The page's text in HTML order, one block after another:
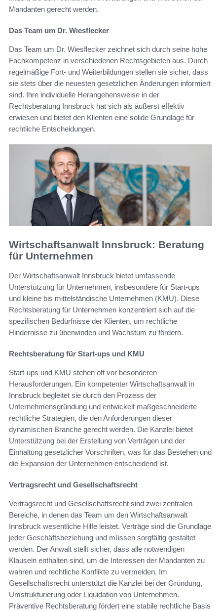
Mandanten gerecht werden.
Das Team um Dr. Wiesflecker
Das Team um Dr. Wiesflecker zeichnet sich durch seine hohe
Fachkompetenz in verschiedenen Rechtsgebieten aus. Durch
regelmäßige Fort- und Weiterbildungen stellen sie sicher, dass
sie stets über die neuesten gesetzlichen Änderungen informiert
sind. Ihre individuelle Herangehensweise in der
Rechtsberatung Innsbruck hat sich als äußerst effektiv
erwiesen und bietet den Klienten eine solide Grundlage für
rechtliche Entscheidungen.
Wirtschaftsanwalt Innsbruck: Beratung
für Unternehmen
Der Wirtschaftsanwalt Innsbruck bietet umfassende
Unterstützung für Unternehmen, insbesondere für Start-ups
und kleine bis mittelständische Unternehmen (KMU). Diese
Rechtsberatung für Unternehmen konzentriert sich auf die
spezifischen Bedürfnisse der Klienten, um rechtliche
Hindernisse zu überwinden und Wachstum zu fördern.
Rechtsberatung für Start-ups und KMU
Start-ups und KMU stehen oft vor besonderen
Herausforderungen. Ein kompetenter Wirtschaftsanwalt in
Innsbruck begleitet sie durch den Prozess der
Unternehmensgründung und entwickelt maßgeschneiderte
rechtliche Strategien, die den Anforderungen dieser
dynamischen Branche gerecht werden. Die Kanzlei bietet
Unterstützung bei der Erstellung von Verträgen und der
Einhaltung gesetzlicher Vorschriften, was für das Bestehen und
die Expansion der Unternehmen entscheidend ist.
Vertragsrecht und Gesellschaftsrecht
Vertragsrecht und Gesellschaftsrecht sind zwei zentralen
Bereiche, in denen das Team um den Wirtschaftsanwalt
Innsbruck wesentliche Hilfe leistet. Verträge sind die Grundlage
jeder Geschäftsbeziehung und müssen sorgfältig gestaltet
werden. Der Anwalt stellt sicher, dass alle notwendigen
Klauseln enthalten sind, um die Interessen der Mandanten zu
wahren und rechtliche Konflikte zu vermeiden. Im
Gesellschaftsrecht unterstützt die Kanzlei bei der Gründung,
Umstrukturierung oder Liquidation von Unternehmen.
Präventive Rechtsberatung fördert eine stabile rechtliche Basis